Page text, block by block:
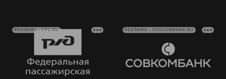
РЕКЛАМА • FPC.RU РЕКЛАМА • SOVCOMBANK.RU